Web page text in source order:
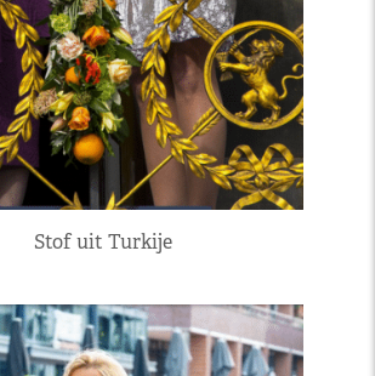
Stof uit Turkije